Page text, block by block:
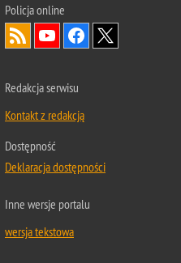
Policja online
Redakcja serwisu
Kontakt z redakcją
Dostępność
Deklaracja dostępności
Inne wersje portalu
wersja tekstowa